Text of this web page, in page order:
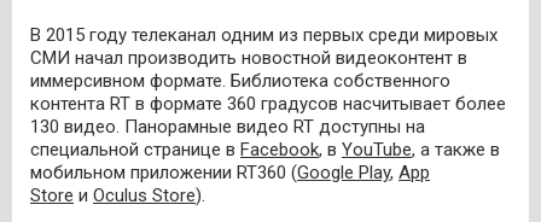
В 2015 году телеканал одним из первых среди мировых
СМИ начал производить новостной видеоконтент в
иммерсивном формате. Библиотека собственного
контента RT в формате 360 градусов насчитывает более
130 видео. Панорамные видео RT доступны на
специальной странице в Facebook, в YouTube, а также в
мобильном приложении RT360 (Google Play, App
Store и Oculus Store).